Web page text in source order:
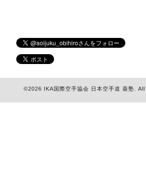
©2026 IKA国際空手協会 日本空手道 葵塾 .